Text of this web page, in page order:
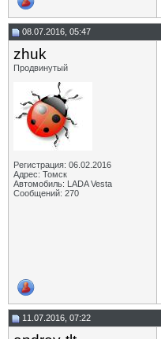
08.07.2016, 05:47
zhuk
Продвинутый
Регистрация: 06.02.2016
Адрес: Томск
Автомобиль: LADA Vesta
Сообщений: 270
11.07.2016, 07:22